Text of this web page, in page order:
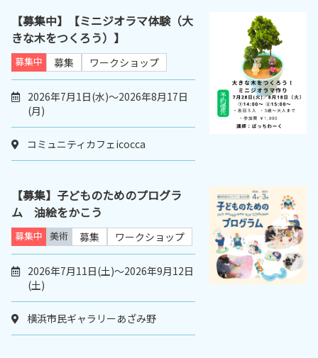
【募集中】【ミニジオラマ体験（大
きな木をつくろう）】
募集中 募集 ワークショップ
2026年7月1日(水)～2026年8月17日
(月)
コミュニティカフェicocca
【募集】子どものためのプログラ
ム 油絵をかこう
募集中 美術 募集 ワークショップ
2026年7月11日(土)～2026年9月12日
(土)
横浜市民ギャラリーあざみ野